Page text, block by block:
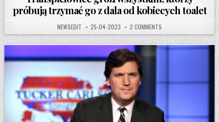
próbują trzymać go z dala od kobiecych toalet
AUTHOR:
NEWSEDIT PUBLISHED DATE:
25-04-2023 2 COMMENTS ON TRANSPŁCIOWIEC